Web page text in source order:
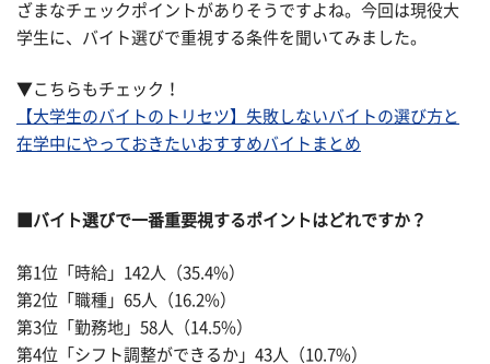
ざまなチェックポイントがありそうですよね。今回は現役大
学生に、バイト選びで重視する条件を聞いてみました。
▼こちらもチェック！
【大学生のバイトのトリセツ】失敗しないバイトの選び方と
在学中にやっておきたいおすすめバイトまとめ
■バイト選びで一番重要視するポイントはどれですか？
第1位「時給」142人（35.4%）
第2位「職種」65人（16.2%）
第3位「勤務地」58人（14.5%）
第4位「シフト調整ができるか」43人（10.7%）